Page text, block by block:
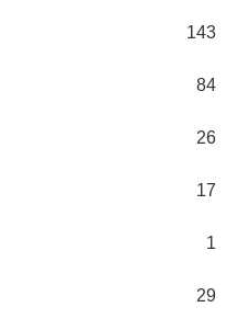
143
84
26
17
1
29